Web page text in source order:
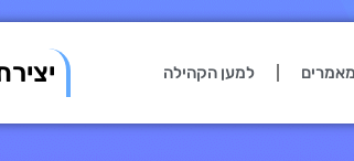
מאמרים למען הקהילה